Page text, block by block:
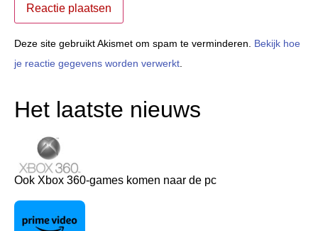
Deze site gebruikt Akismet om spam te verminderen. Bekijk hoe
je reactie gegevens worden verwerkt.
Het laatste nieuws
Ook Xbox 360-games komen naar de pc